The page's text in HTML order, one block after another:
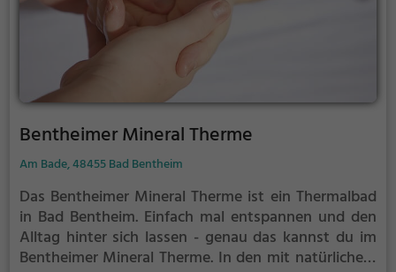
Bentheimer Mineral Therme
Am Bade, 48455 Bad Bentheim
Das Bentheimer Mineral Therme ist ein Thermalbad
in Bad Bentheim. Einfach mal entspannen und den
Alltag hinter sich lassen - genau das kannst du im
Bentheimer Mineral Therme. In den mit natürlichem